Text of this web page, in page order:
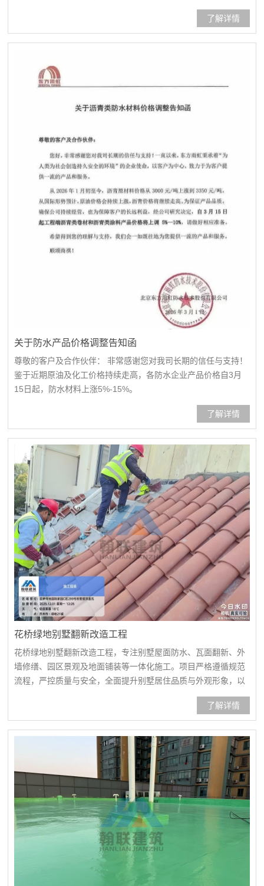
植筋、浇筑及环氧地坪修补等工序，旨在消除地面开裂隐患，全
面升级核心生产区域的地坪系统，提升生产区域安全性与稳定
性，为高端造纸装备制造筑牢基础。入场安全培训标准化施工准
了解详情
关于防水产品价格调整告知函
尊敬的客户及合作伙伴： 非常感谢您对我司长期的信任与支持！
鉴于近期原油及化工价格持续走高，各防水企业产品价格自3月
15日起，防水材料上涨5%-15%。
了解详情
花桥绿地别墅翻新改造工程
花桥绿地别墅翻新改造工程，专注别墅屋面防水、瓦面翻新、外
墙修缮、园区景观及地面铺装等一体化施工。项目严格遵循规范
流程，严控质量与安全，全面提升别墅居住品质与外观形象，以
专业施工与完善服务确保工程顺利交付。别墅屋面防水翻新改造
别墅屋面防水翻新改造别墅瓦屋面翻新改造别墅瓦屋面翻新改造
别墅外墙翻新别墅外墙翻新园内改造园内改造园内改造阳光房地
砖铺设阳光房地砖铺设地面铺设路牙石及大理石地面铺设路牙石
了解详情